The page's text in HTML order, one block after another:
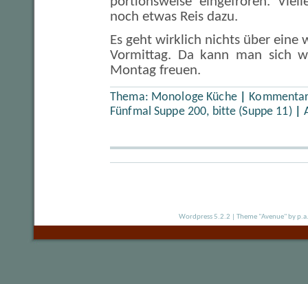
noch etwas Reis dazu.
Es geht wirklich nichts über eine
Vormittag. Da kann man sich
Montag freuen.
Thema: Monologe Küche
Fünfmal Suppe 200, bitte (Suppe 11)|
Wordpress 5.2.2 Theme "Avenue" by